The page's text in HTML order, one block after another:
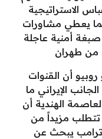
الاستراتيجية
يعطي مشاورات
صبغة أمنية عاجلة
من طهران
أن القنوات
الإيراني ما
الهندية أن
تتطلب مزيداً من
ترامب يبحث عن